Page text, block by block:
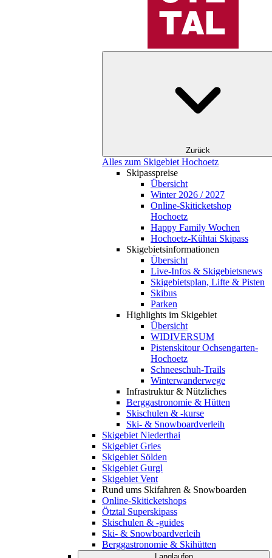
Zurück
Alles zum Skigebiet Hochoetz
Skipasspreise
Übersicht
Winter 2026 / 2027
Online-Skiticketshop
Hochoetz
Happy Family Wochen
Hochoetz-Kühtai Skipass
Skigebietsinformationen
Übersicht
Live-Infos & Skigebietsnews
Skigebietsplan, Lifte & Pisten
Skibus
Parken
Highlights im Skigebiet
Übersicht
WIDIVERSUM
Pistenskitour Ochsengarten-
Hochoetz
Schneeschuh-Trails
Winterwanderwege
Infrastruktur & Nützliches
Berggastronomie & Hütten
Skischulen & -kurse
Ski- & Snowboardverleih
Skigebiet Niederthai
Skigebiet Gries
Skigebiet Sölden
Skigebiet Gurgl
Skigebiet Vent
Rund ums Skifahren & Snowboarden
Online-Skiticketshops
Ötztal Superskipass
Skischulen & -guides
Ski- & Snowboardverleih
Berggastronomie & Skihütten